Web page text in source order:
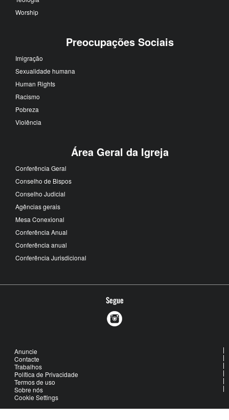
Worship
Preocupações Sociais
Imigração
Sexualidade humana
Human Rights
Racismo
Pobreza
Violência
Área Geral da Igreja
Conferência Geral
Conselho de Bispos
Conselho Judicial
Agências gerais
Mesa Conexional
Conferência Anual
Conferência anual
Conferência Jurisdicional
Segue
Anuncie
Contacte
Trabalhos
Política de Privacidade
Termos de uso
Sobre nós
Cookie Settings